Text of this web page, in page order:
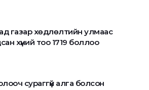
газар хөдлөлтийн улмаас
хүний тоо 1719 боллоо
сураггүй алга болсон